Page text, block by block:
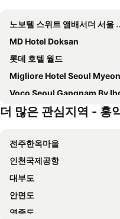
노보텔 스위트 앰배서더 서울 용산 - 서울드래곤시티
MD Hotel Doksan
롯데 호텔 월드
Migliore Hotel Seoul Myeongdong
Voco Seoul Gangnam By
인터시티 서울
서울앤호텔 동대문
Grand Hyatt Seoul
그랜드 워커힐 서울
Four Points by Sheraton Josun, Seoul Station
Koreana Hotel
더 많은 관심지역 - 홍
전주한옥마을
인천국제공항
대부도
안면도
영종도